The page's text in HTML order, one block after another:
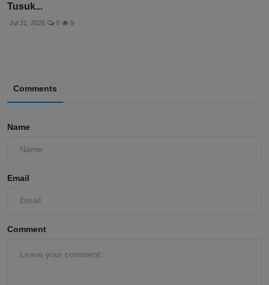
Tusuk...
Jul 31, 2026 0 9
Comments
Name
Email
Comment